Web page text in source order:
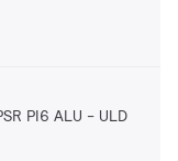
PI6 ALU ULD